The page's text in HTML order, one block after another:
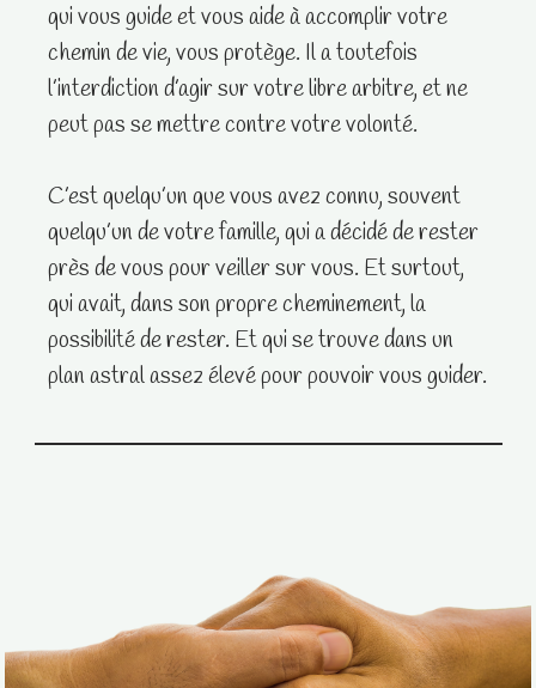
qui vous guide et vous aide à accomplir votre
chemin de vie, vous protège. Il a toutefois
l’interdiction d’agir sur votre libre arbitre, et ne
peut pas se mettre contre votre volonté.
C’est quelqu’un que vous avez connu, souvent
quelqu’un de votre famille, qui a décidé de rester
près de vous pour veiller sur vous. Et surtout,
qui avait, dans son propre cheminement, la
possibilité de rester. Et qui se trouve dans un
plan astral assez élevé pour pouvoir vous guider.